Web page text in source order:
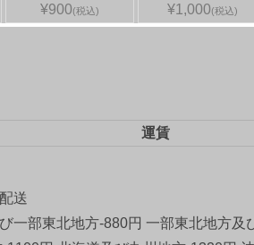
¥900(税込)
¥1,000(税込)
運賃
送
一部東北地方-880円 一部東北地方及